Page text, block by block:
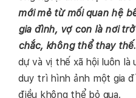
mới mẻ từ mối quan hệ
gia đình, vợ con là nơi
chắc, không thể thay thế.
dự và vị thế xã hội luôn là
duy trì hình ảnh một gia
điều không thể bỏ qua.